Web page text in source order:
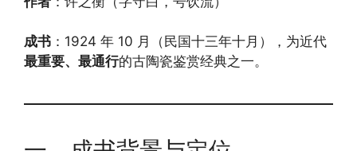
成书 ：1924 年 10 月（民国十三年十月），为近代
最重要、最通行的古陶瓷鉴赏经典之一。